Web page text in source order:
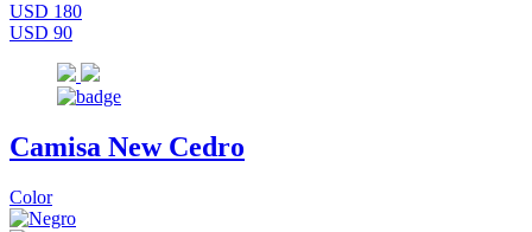
USD 180
USD 90
Camisa New Cedro
Color